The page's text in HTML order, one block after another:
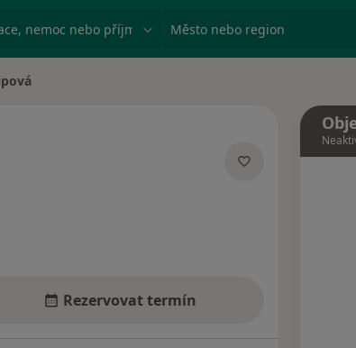
nemoc nebo příjmení Město nebo region
Rezervovat termín